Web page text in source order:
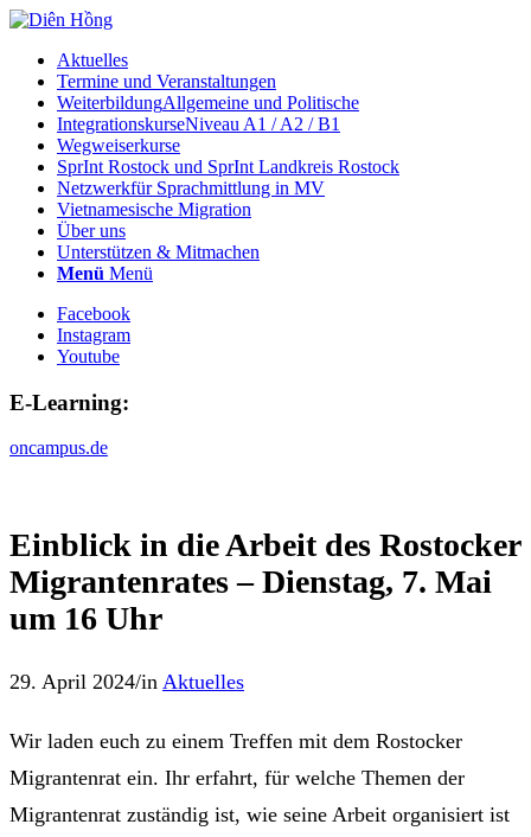
Aktuelles
Termine und Veranstaltungen
WeiterbildungAllgemeine und Politische
IntegrationskurseNiveau A1 / A2 / B1
Wegweiserkurse
SprInt Rostock und SprInt Landkreis Rostock
Netzwerkfür Sprachmittlung in MV
Vietnamesische Migration
Über uns
Unterstützen & Mitmachen
Menü Menü
Facebook
Instagram
Youtube
E-Learning:
oncampus.de
Einblick in die Arbeit des Rostocker
Migrantenrates – Dienstag, 7. Mai
um 16 Uhr
29. April 2024/in Aktuelles
Wir laden euch zu einem Treffen mit dem Rostocker
Migrantenrat ein. Ihr erfahrt, für welche Themen der
Migrantenrat zuständig ist, wie seine Arbeit organisiert ist